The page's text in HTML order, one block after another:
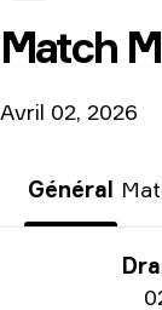
Match
Avril 02, 2026
Général
Informations
Information sur